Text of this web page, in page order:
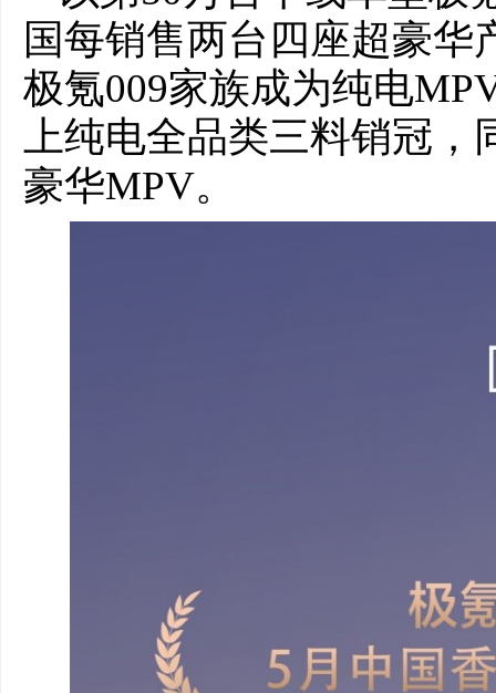
国每销售两台四座超豪华
极氪009家族成为纯电
上纯电全品类三料销冠
豪华MPV。